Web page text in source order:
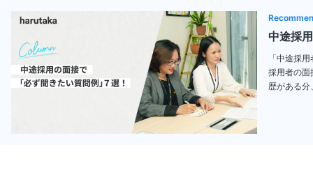
中途採
「中途採
採用者の面
歴がある